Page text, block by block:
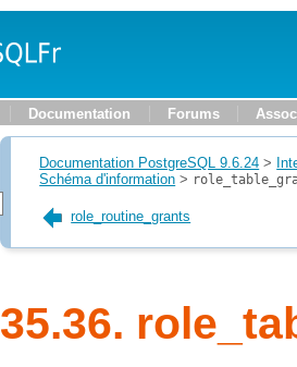
Documentation Forums
Documentation PostgreSQL 9.6.24 >
Schéma d'information >
role_routine_grants
35.36.